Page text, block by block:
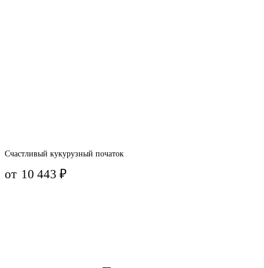
Счастливый кукурузный початок
от 10 443₽